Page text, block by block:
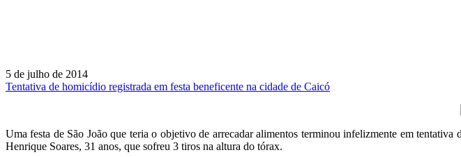
5 de julho de 2014
Tentativa de homicídio registrada em festa beneficente na cidade de Caicó
Uma festa de São João que teria o objetivo de arrecadar alimentos terminou infelizmente em
Henrique Soares, 31 anos, que sofreu 3 tiros na altura do tórax.